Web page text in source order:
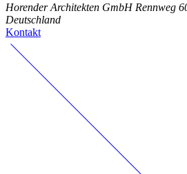
Horender Architekten GmbH Rennweg
Deutschland
Kontakt